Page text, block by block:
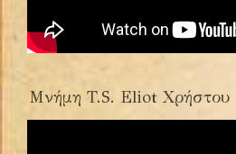
Μνήμη T.S. Eliot Χρήστου